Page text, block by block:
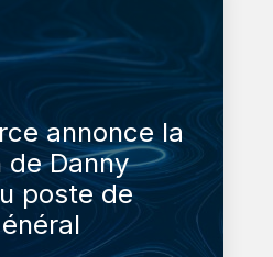
annonce la
de Danny
poste de